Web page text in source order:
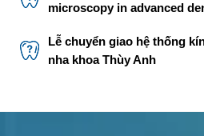
microscopy in advanced
Lễ chuyển giao hệ thống
nha khoa Thùy Anh